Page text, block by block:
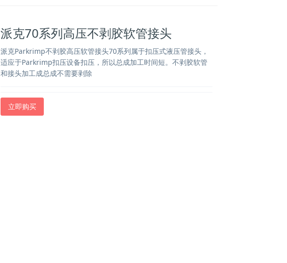
派克70系列高压不剥胶软管接头
派克Parkrimp不剥胶高压软管接头70系列属于扣压式液压管接头，
适应于Parkrimp扣压设备扣压，所以总成加工时间短。不剥胶软管
和接头加工成总成不需要剥除
立即购买